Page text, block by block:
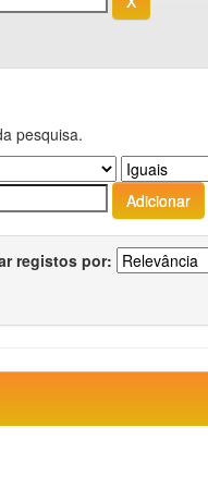
pesquisa.
registos por: